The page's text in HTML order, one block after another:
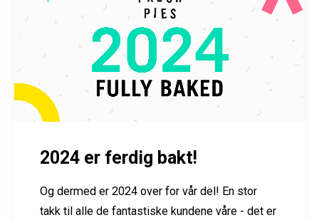
2024 er ferdig bakt!
Og dermed er 2024 over for vår del! En stor
takk til alle de fantastiske kundene våre - det er